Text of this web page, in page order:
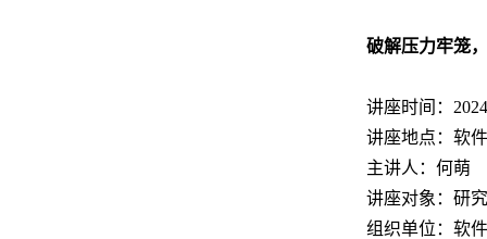
破解压力牢笼
讲座时间：
讲座地点：软
主讲人：何萌
讲座对象：研
组织单位：软